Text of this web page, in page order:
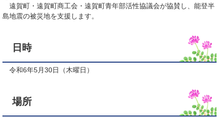
遠賀町・遠賀町商工会・遠賀町青年部活性協議会が協賛し、能登半
島地震の被災地を支援します。
日時
令和6年5月30日（木曜日）
場所